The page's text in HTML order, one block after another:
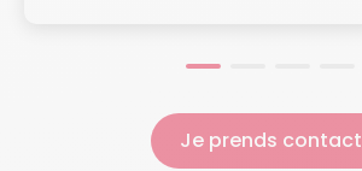
Je prends contact